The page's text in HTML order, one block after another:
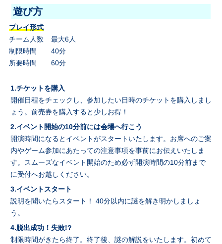
遊び方
プレイ形式
チーム人数
最大6人
制限時間
40分
所要時間
60分
1.チケットを購入
開催日程をチェックし、参加したい日時のチケットを購入しまし
ょう。前売券を購入すると少しお得！
2.イベント開始の10分前には会場へ行こう
開演時間になるとイベントがスタートいたします。お席へのご案
内やゲーム参加にあたっての注意事項を事前にお伝えいたしま
す。スムーズなイベント開始のため必ず開演時間の10分前まで
に受付へお越しください。
3.イベントスタート
説明を聞いたらスタート！ 40分以内に謎を解き明かしましょ
う。
4.脱出成功！失敗!?
制限時間がきたら終了。終了後、謎の解説をいたします。初めて